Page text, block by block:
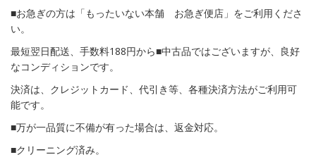
■お急ぎの方は「もったいない本舗 お急ぎ便店」をご利用くださ
い。
最短翌日配送、手数料188円から■中古品ではございますが、良好
なコンディションです。
決済は、クレジットカード、代引き等、各種決済方法がご利用可
能です。
■万が一品質に不備が有った場合は、返金対応。
■クリーニング済み。